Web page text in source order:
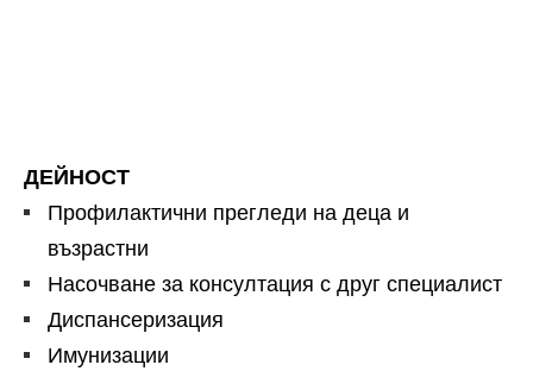
ДЕЙНОСТ
Профилактични прегледи на деца и
възрастни
Насочване за консултация с друг специалист
Диспансеризация
Имунизации